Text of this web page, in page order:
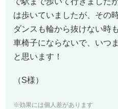
は歩いていましたが、その
ダンスも輪から抜けない時
車椅子にならないで、いつ
と思います！
（S様）
※効果には個人差があります